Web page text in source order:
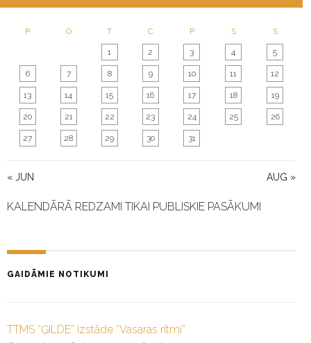
P O T C P S S
« JUN AUG »
1 2 3 4 5
6 7 8 9 10 11 12
13 14 15 16 17 18 19
20 21 22 23 24 25 26
27 28 29 30 31
KALENDĀRĀ REDZAMI TIKAI PUBLISKIE PASĀKUMI
GAIDĀMIE NOTIKUMI
TTMS “ĢILDE” izstāde “Vasaras ritmi”